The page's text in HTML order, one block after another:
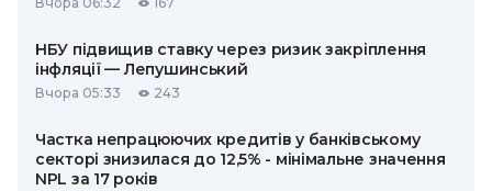
НБУ підвищив ставку через ризик закріплення
інфляції — Лепушинський
Вчора 05:33 243
Частка непрацюючих кредитів у банківському
секторі знизилася до 12,5% - мінімальне значення
NPL за 17 років